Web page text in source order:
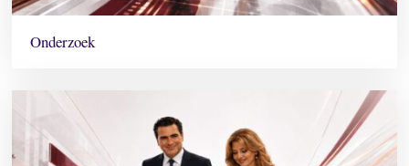
Onderzoek